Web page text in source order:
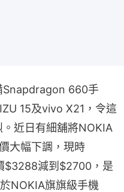
Snapdragon 660手
15及vivo X21，令這
近日有細舖將NOKIA
大幅下調，現時
$3288減到$2700，是
NOKIA旗旗級手機